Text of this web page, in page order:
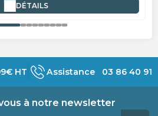
DÉTAILS
HT Assistance 03 86 40 91
à notre newsletter